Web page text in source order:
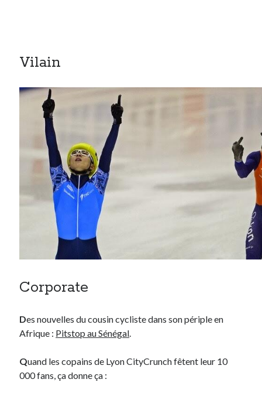
Vilain
Corporate
Des nouvelles du cousin cycliste dans son périple en
Afrique : Pitstop au Sénégal.
Quand les copains de Lyon CityCrunch fêtent leur 10
000 fans, ça donne ça :